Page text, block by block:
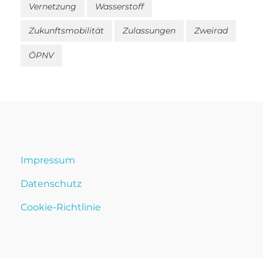
Vernetzung Wasserstoff
Zukunftsmobilität Zulassungen Zweirad
ÖPNV
Impressum
Datenschutz
Cookie-Richtlinie